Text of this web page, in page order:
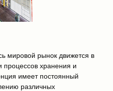
мировой рынок движется в
процессов хранения и
имеет постоянный
различных